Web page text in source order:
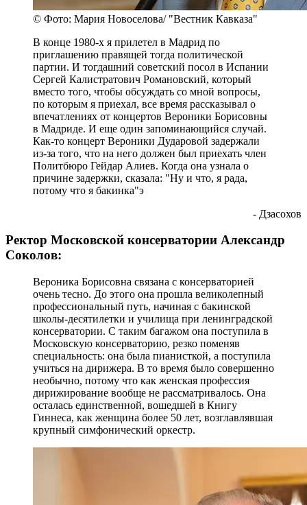
© Фото: Мария Новоселова/ "Вестник Кавказа"
В конце 1980-х я прилетел в Мадрид по
приглашению правящей тогда политической
партии. И тогдашний советский посол в Испании
Сергей Калистратович Романовский, который
вместо того, чтобы обсуждать со мной вопросы,
по которым я приехал, все время рассказывал о
впечатлениях от концертов Вероники Борисовны
в Мадриде. И еще один запоминающийся случай.
Как-то концерт Вероники Дударовой задержали
из-за того, что на него должен был приехать член
Политбюро Гейдар Алиев. Когда она узнала о
причине задержки, сказала: "Ну и что, я рада,
потому что я бакинка"э
- Дзасохов
Ректор Московской консерватории Александр
Соколов:
Вероника Борисовна связана с консерваторией
очень тесно. До этого она прошла великолепный
профессиональный путь, начиная с бакинской
школы-десятилетки и училища при ленинградской
консерватории. С таким багажом она поступила в
Московскую консерваторию, резко поменяв
специальность: она была пианисткой, а поступила
учиться на дирижера. В то время было совершенно
необычно, потому что как женская профессия
дирижирование вообще не рассматривалось. Она
осталась единственной, вошедшей в Книгу
Гиннеса, как женщина более 50 лет, возглавлявшая
крупный симфонический оркестр.